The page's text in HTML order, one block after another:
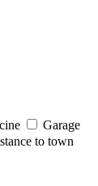
Garage
to town